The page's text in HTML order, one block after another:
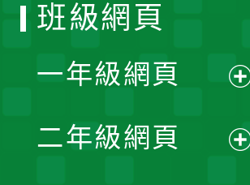
班級網頁
一年級網頁
開
二年級網頁